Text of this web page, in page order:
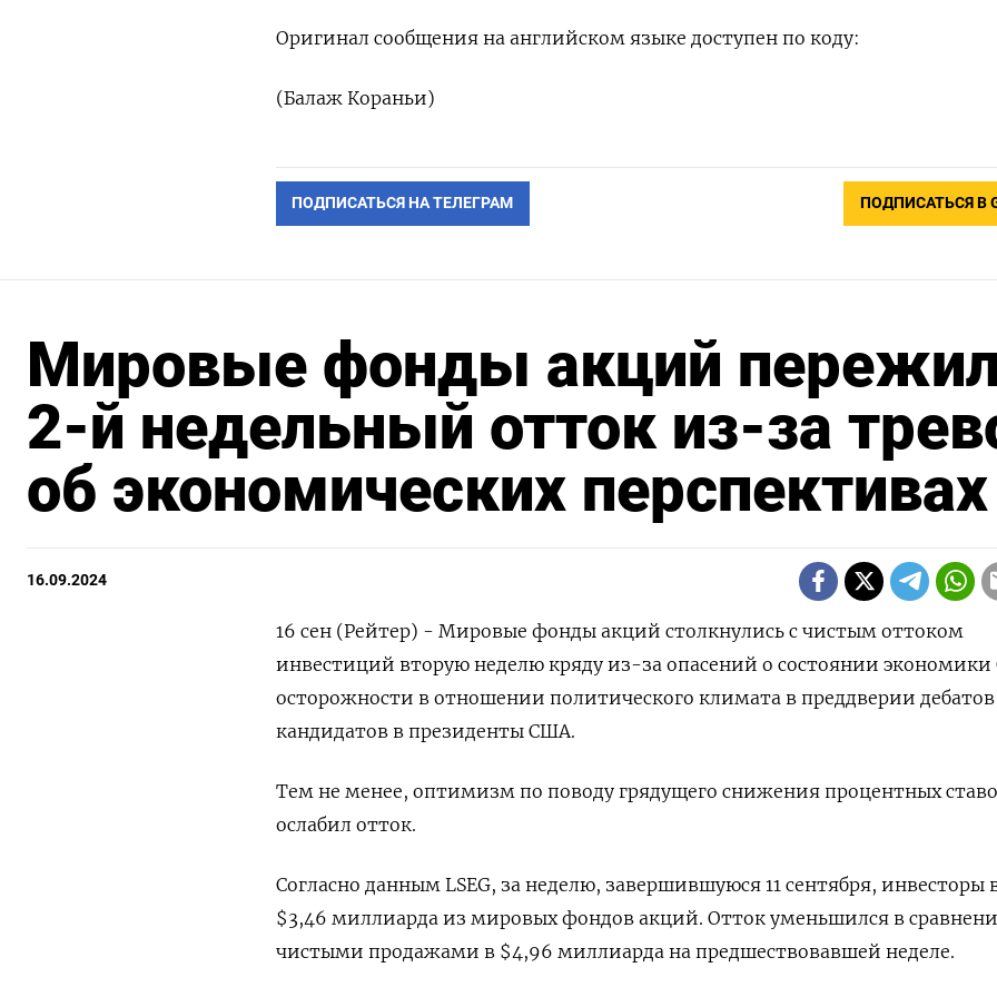
Оригинал сообщения на английском языке доступен по коду:
(Балаж Кораньи)
ПОДПИСАТЬСЯ НА ТЕЛЕГРАМ ПОДПИСАТЬСЯ В
Мировые фонды акций
2-й недельный отток из-за
об экономических перспективах
16.09.2024
16 сен (Рейтер) - Мировые фонды акций столкнулись с чистым оттоком
инвестиций вторую неделю кряду из-за опасений о состоянии
осторожности в отношении политического климата в преддверии дебатов
кандидатов в президенты США.
Тем не менее, оптимизм по поводу грядущего снижения процентных
ослабил отток.
Согласно данным LSEG, за неделю, завершившуюся 11 сентября, инвесторы
$3,46 миллиарда из мировых фондов акций. Отток уменьшился в
чистыми продажами в $4,96 миллиарда на предшествовавшей неделе.